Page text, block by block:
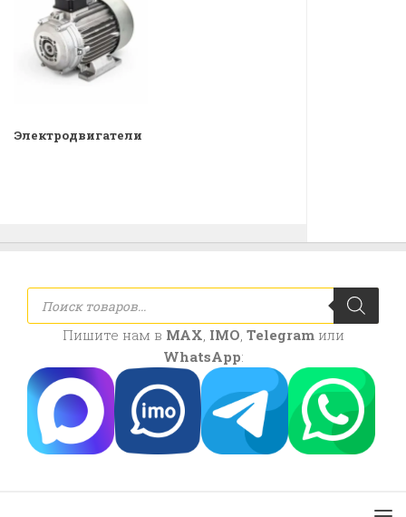
Электродвигатели
Поиск
товаров
Пишите нам в MAX, IMO, Telegramили
WhatsApp: